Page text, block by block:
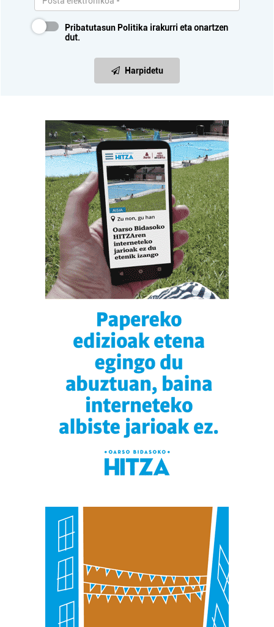
Pribatutasun Politika irakurri eta onartzen
dut.
Harpidetu